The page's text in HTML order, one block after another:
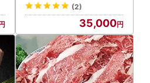
(2)
35,000